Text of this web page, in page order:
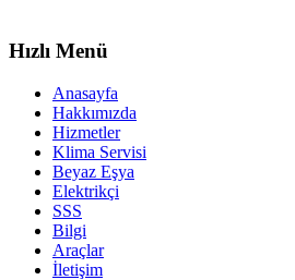
Hızlı Menü
Anasayfa
Hakkımızda
Hizmetler
Klima Servisi
Beyaz Eşya
Elektrikçi
SSS
Bilgi
Araçlar
İletişim